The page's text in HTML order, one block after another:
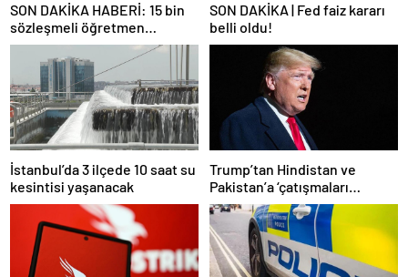
SON DAKİKA HABERİ: 15 bin
sözleşmeli öğretmen
atamasında sözlü sınava hak
kazanan adaylar açıklandı
SON DAKİKA | Fed faiz kararı
belli oldu!
İstanbul’da 3 ilçede 10 saat su
kesintisi yaşanacak
Trump’tan Hindistan ve
Pakistan’a ‘çatışmaları
durdurun’ çağrısı